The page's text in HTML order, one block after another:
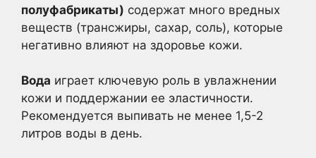
полуфабрикаты) содержат много вредных
веществ (трансжиры, сахар, соль), которые
негативно влияют на здоровье кожи.
Вода играет ключевую роль в увлажнении
кожи и поддержании ее эластичности.
Рекомендуется выпивать не менее 1,5-2
литров воды в день.